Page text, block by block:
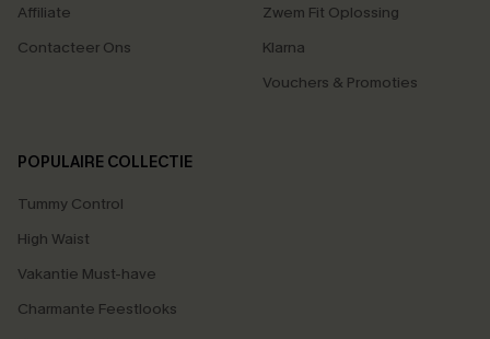
Affiliate
Contacteer Ons
Zwem Fit Oplossing
Klarna
Vouchers & Promoties
POPULAIRE COLLECTIE
Tummy Control
High Waist
Vakantie Must-have
Charmante Feestlooks